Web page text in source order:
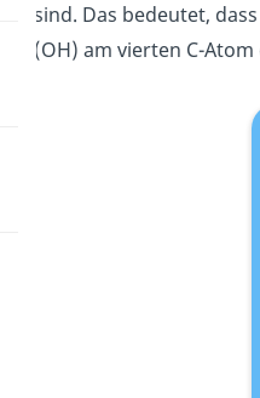
sind. Das bedeutet,
(OH) am vierten C-